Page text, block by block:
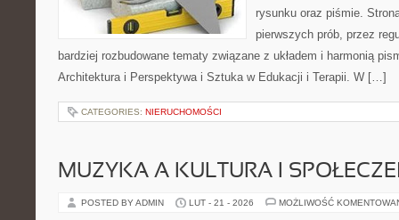
rysunku oraz piśmie.
pierwszych prób, przez
bardziej rozbudowane tematy związane z układem i harmonią
Architektura i Perspektywa i Sztuka w Edukacji i Terapii. W […]
CATEGORIES: NIERUCHOMOŚCI
MUZYKA A KULTURA I
POSTED BY ADMIN LUT - 21 - 2026 MOŻLIWOŚĆ